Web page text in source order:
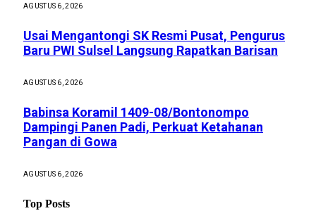
AGUSTUS 6, 2026
Usai Mengantongi SK Resmi Pusat, Pengurus
Baru PWI Sulsel Langsung Rapatkan Barisan
AGUSTUS 6, 2026
Babinsa Koramil 1409-08/Bontonompo
Dampingi Panen Padi, Perkuat Ketahanan
Pangan di Gowa
AGUSTUS 6, 2026
Top Posts